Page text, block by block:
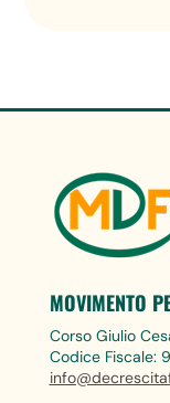
MOVIMENTO
Corso Giulio
Codice Fiscale: